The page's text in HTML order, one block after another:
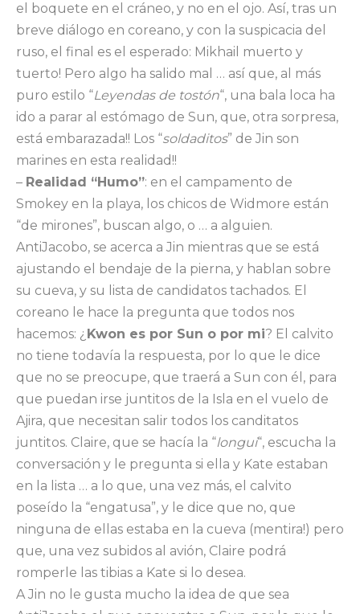
el boquete en el cráneo, y no en el ojo. Así, tras un
breve diálogo en coreano, y con la suspicacia del
ruso, el final es el esperado: Mikhail muerto y
tuerto! Pero algo ha salido mal … así que, al más
puro estilo “Leyendas de tostón“, una bala loca ha
ido a parar al estómago de Sun, que, otra sorpresa,
está embarazada!! Los “soldaditos” de Jin son
marines en esta realidad!!
– Realidad “Humo”: en el campamento de
Smokey en la playa, los chicos de Widmore están
“de mirones”, buscan algo, o … a alguien.
AntiJacobo, se acerca a Jin mientras que se está
ajustando el bendaje de la pierna, y hablan sobre
su cueva, y su lista de candidatos tachados. El
coreano le hace la pregunta que todos nos
hacemos: ¿ Kwon es por Sun o por mi? El calvito
no tiene todavía la respuesta, por lo que le dice
que no se preocupe, que traerá a Sun con él, para
que puedan irse juntitos de la Isla en el vuelo de
Ajira, que necesitan salir todos los canditatos
juntitos. Claire, que se hacía la “longui“, escucha la
conversación y le pregunta si ella y Kate estaban
en la lista … a lo que, una vez más, el calvito
poseído la “engatusa”, y le dice que no, que
ninguna de ellas estaba en la cueva (mentira!) pero
que, una vez subidos al avión, Claire podrá
romperle las tibias a Kate si lo desea.
A Jin no le gusta mucho la idea de que sea